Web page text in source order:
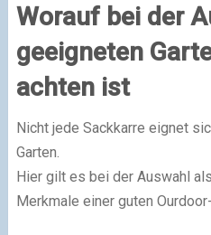
Worauf bei der
geeigneten
achten ist
Nicht jede Sackkarre eignet
Garten.
Hier gilt es bei der Auswahl
Merkmale einer guten